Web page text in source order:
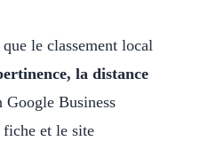
le classement local
la distance
Google Business
et le site